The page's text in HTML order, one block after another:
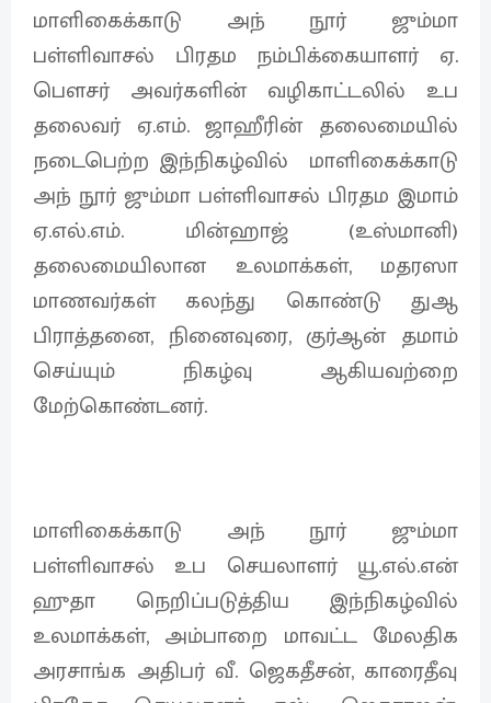
மாளிகைக்காடு அந் நூர் ஜும்மா
பள்ளிவாசல் பிரதம நம்பிக்கையாளர் ஏ.
பௌசர் அவர்களின் வழிகாட்டலில் உப
தலைவர் ஏ.எம். ஜாஹீரின் தலைமையில்
நடைபெற்ற இந்நிகழ்வில் மாளிகைக்காடு
அந் நூர் ஜும்மா பள்ளிவாசல் பிரதம இமாம்
ஏ.எல்.எம். மின்ஹாஜ் (உஸ்மானி)
தலைமையிலான உலமாக்கள், மதரஸா
மாணவர்கள் கலந்து கொண்டு துஆ
பிராத்தனை, நினைவுரை, குர்ஆன் தமாம்
செய்யும் நிகழ்வு ஆகியவற்றை
மேற்கொண்டனர்.
மாளிகைக்காடு அந் நூர் ஜும்மா
பள்ளிவாசல் உப செயலாளர் யூ.எல்.என்
ஹுதா நெறிப்படுத்திய இந்நிகழ்வில்
உலமாக்கள், அம்பாறை மாவட்ட மேலதிக
அரசாங்க அதிபர் வீ. ஜெகதீசன், காரைதீவு